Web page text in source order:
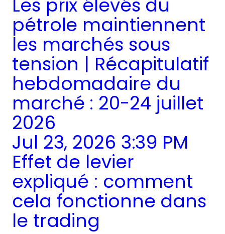
Les prix élevés du
pétrole maintiennent
les marchés sous
tension | Récapitulatif
hebdomadaire du
marché : 20-24 juillet
2026
Jul 23, 2026 3:39 PM
Effet de levier
expliqué : comment
cela fonctionne dans
le trading